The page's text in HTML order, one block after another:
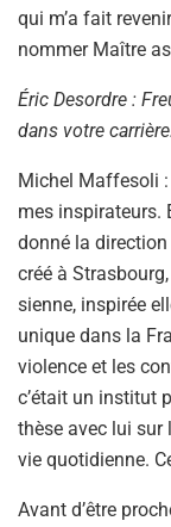
qui m’a fait
nommer Maître
Éric Desordre :
dans votre carrière.
Michel Maffesoli :
mes inspirateurs.
donné la direction
créé à
sienne, inspirée
unique dans la
violence et les
c’était un institut
thèse avec lui sur
vie quotidienne.
Avant d’être